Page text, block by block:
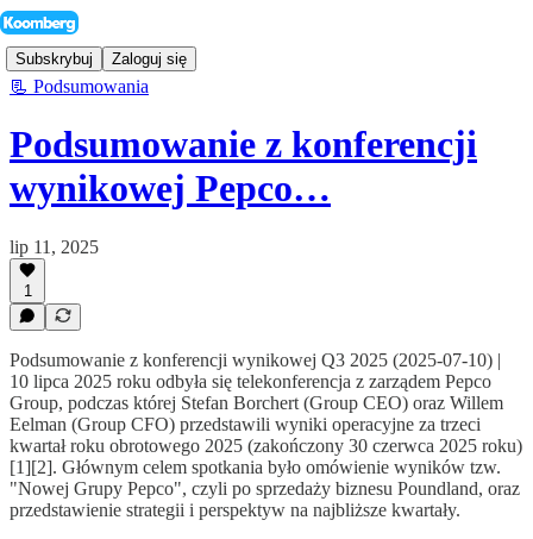
Subskrybuj Zaloguj się
📃 Podsumowania
Podsumowanie z konferencji
wynikowej Pepco…
lip 11, 2025
1
Podsumowanie z konferencji wynikowej Q3 2025 (2025-07-10) |
10 lipca 2025 roku odbyła się telekonferencja z zarządem Pepco
Group, podczas której Stefan Borchert (Group CEO) oraz Willem
Eelman (Group CFO) przedstawili wyniki operacyjne za trzeci
kwartał roku obrotowego 2025 (zakończony 30 czerwca 2025 roku)
[1][2]. Głównym celem spotkania było omówienie wyników tzw.
"Nowej Grupy Pepco", czyli po sprzedaży biznesu Poundland, oraz
przedstawienie strategii i perspektyw na najbliższe kwartały.